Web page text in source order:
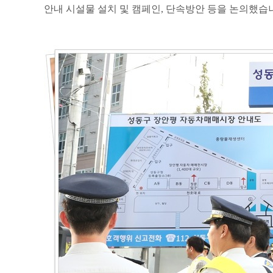
안내 시설물 설치 및 캠페인 , 단속방안 등을 논의했습